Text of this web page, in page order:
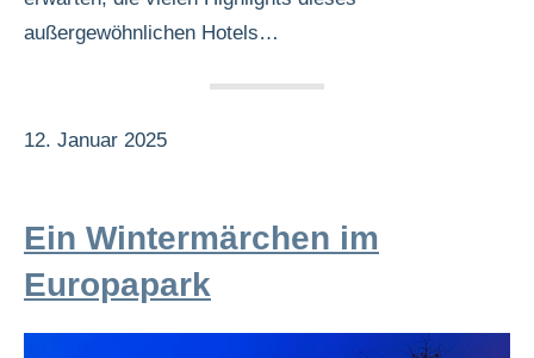
außergewöhnlichen Hotels…
12. Januar 2025
Ein Wintermärchen im
Europapark